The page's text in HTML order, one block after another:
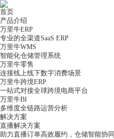
首页
产品介绍
万里牛ERP
专业的全渠道SaaS ERP
万里牛WMS
智能化仓储管理系统
万里牛零售
连接线上线下数字消费场景
万里牛跨境ERP
一站式对接全球跨境电商平台
万里牛BI
多维度全链路运营分析
解决方案
直播解决方案
助力直播订单高效履约，仓储智能协同